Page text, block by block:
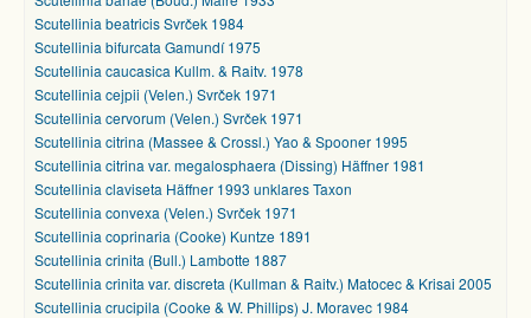
Scutellinia beatricis Svrček 1984
Scutellinia bifurcata Gamundí 1975
Scutellinia caucasica Kullm. & Raitv. 1978
Scutellinia cejpii (Velen.) Svrček 1971
Scutellinia cervorum (Velen.) Svrček 1971
Scutellinia citrina (Massee & Crossl.) Yao & Spooner 1995
Scutellinia citrina var. megalosphaera (Dissing) Häffner 1981
Scutellinia claviseta Häffner 1993 unklares Taxon
Scutellinia convexa (Velen.) Svrček 1971
Scutellinia coprinaria (Cooke) Kuntze 1891
Scutellinia crinita (Bull.) Lambotte 1887
Scutellinia crinita var. discreta (Kullman & Raitv.) Matocec & Krisai 2005
Scutellinia crucipila (Cooke & W. Phillips) J. Moravec 1984